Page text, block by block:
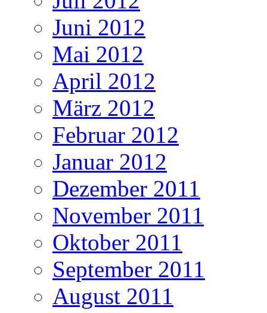
Juni 2012
Mai 2012
April 2012
März 2012
Februar 2012
Januar 2012
Dezember 2011
November 2011
Oktober 2011
September 2011
August 2011